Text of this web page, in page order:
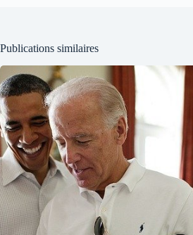
Publications similaires